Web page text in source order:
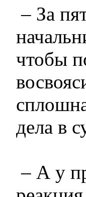
– За
чтобы
дела в
– А у